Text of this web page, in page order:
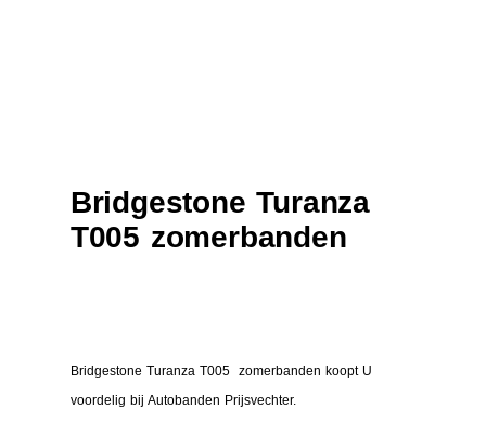
Bridgestone Turanza
T005 zomerbanden
Bridgestone Turanza T005 zomerbanden koopt U
voordelig bij Autobanden Prijsvechter.